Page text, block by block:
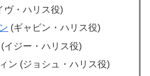
ヴ・ハリス役)
(ギャビン・ハリス役)
(イジー・ハリス役)
ン (ジョシュ・ハリス役)